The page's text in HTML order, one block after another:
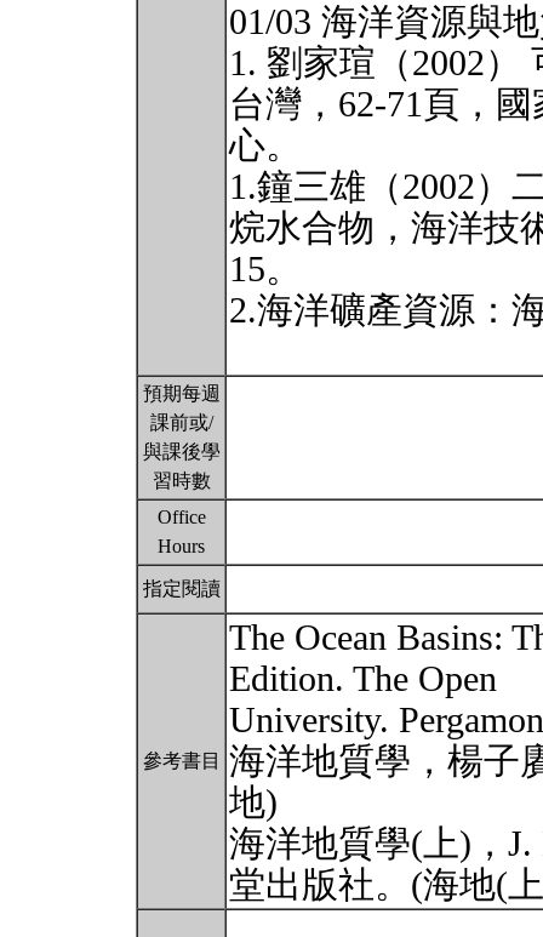
01/03 海洋資源與
1. 劉家瑄（2002
台灣，62-71頁，
心。
1.鐘三雄（2002）
烷水合物，海洋技
15。
2.海洋礦產資源：
預期每週
課前或/
與課後學
習時數
Office
Hours
指定閱讀
參考書目
The Ocean Basins:
Edition. The Open
University.
海洋地質學，楊子
地)
海洋地質學(上)，
堂出版社。(海地(